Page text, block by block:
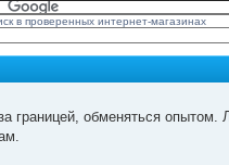
в проверенных интернет-магазинах
границей, обменяться опытом.